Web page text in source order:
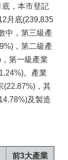
，本市登記
月底(239,835
中，第三級產
，第二級產
第一級產業
。產業
(22.87%)，其
及製造
前3大產業